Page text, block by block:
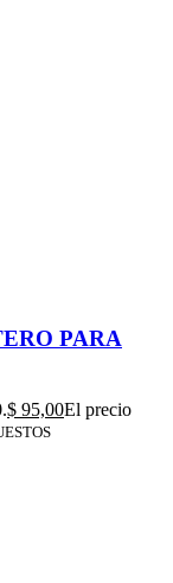
PARA
$ 95,00El precio